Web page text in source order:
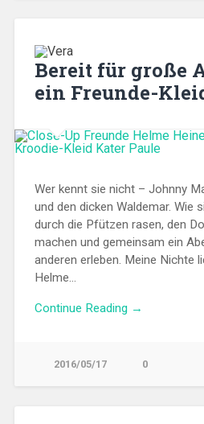
Bereit für große
ein Freunde-
Wer kennt sie nicht – Johnny
und den dicken Waldemar. Wie
durch die Pfützen rasen, den
machen und gemeinsam ein
anderen erleben. Meine Nichte
Helme…
Continue Reading →
2016/05/17 0